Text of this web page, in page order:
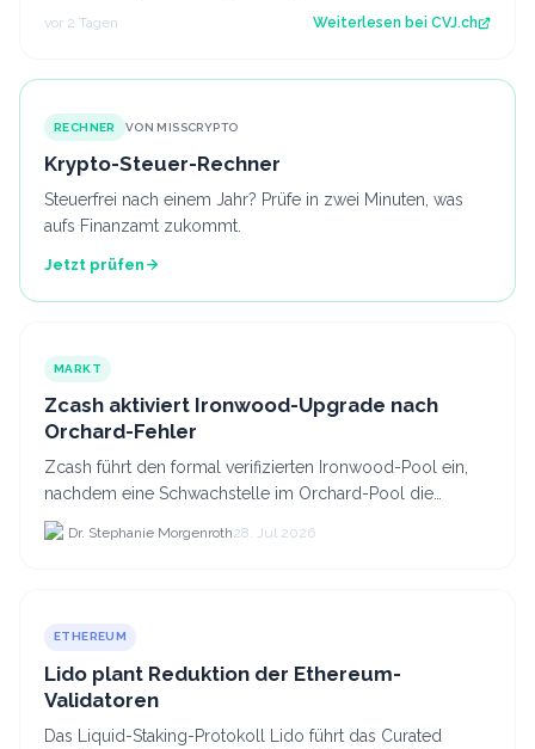
Geldwäsche-Fragen bleiben ungelöst. Der Art…
vor 2 Tagen Weiterlesen bei CVJ.ch
RECHNER VON MISSCRYPTO
Krypto-Steuer-Rechner
Steuerfrei nach einem Jahr? Prüfe in zwei Minuten, was
aufs Finanzamt zukommt.
Jetzt prüfen
MARKT
Zcash aktiviert Ironwood-Upgrade nach
Orchard-Fehler
Zcash führt den formal verifizierten Ironwood-Pool ein,
nachdem eine Schwachstelle im Orchard-Pool die
Erstellung gefälschter ZEC-Token ermöglichte.
Dr. Stephanie Morgenroth28. Jul 2026
ETHEREUM
Lido plant Reduktion der Ethereum-
Validatoren
Das Liquid-Staking-Protokoll Lido führt das Curated